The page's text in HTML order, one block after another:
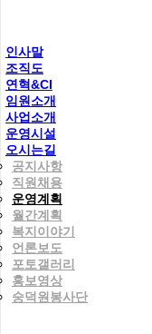
인사말
조직도
연혁&CI
임원소개
사업소개
운영시설
오시는길
공지사항
직원채용
운영계획
월간계획
복지이야기
언론보도
포토갤러리
홍보영상
숭덕원봉사단